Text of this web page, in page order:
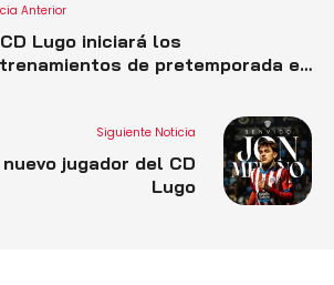
Anterior
Lugo iniciará los
de pretemporada el
Siguiente Noticia
jugador del CD
Lugo